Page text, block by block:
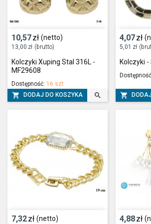
10,57zł (netto)
13,00 zł (brutto)
Kolczyki Xuping Stal 316L -
MF29608
Dostępność: 16 szt.
 DODAJ DO KOSZYKA 
4,07zł
5,01 zł
Kolczyki

7,32zł (netto) 4,88zł